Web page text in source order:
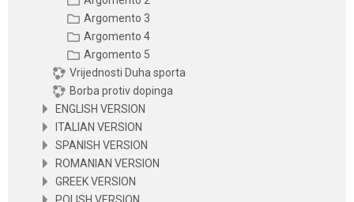
Argomento 3
Argomento 4
Argomento 5
Vrijednosti Duha sporta
Borba protiv dopinga
ENGLISH VERSION
ITALIAN VERSION
SPANISH VERSION
ROMANIAN VERSION
GREEK VERSION